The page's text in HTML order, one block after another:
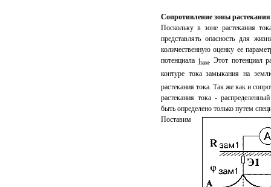
Сопротивление зоны
Поскольку в зоне растекания
представлять опасность для
количественную оценку ее
потенциала jзам. Этот потенциал
контуре тока замыкания на
растекания тока. Так же как и
растекания тока -
быть определено только путем
Поставим